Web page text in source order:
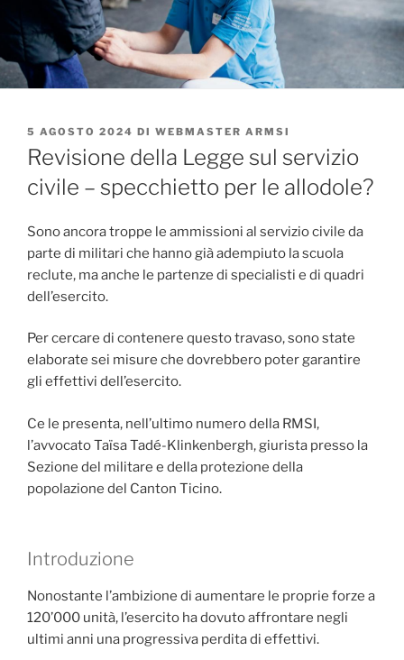
PUBBLICATO
IL
5 AGOSTO 2024 DI WEBMASTER ARMSI
Revisione della Legge sul servizio
civile – specchietto per le allodole?
Sono ancora troppe le ammissioni al servizio civile da
parte di militari che hanno già adempiuto la scuola
reclute, ma anche le partenze di specialisti e di quadri
dell’esercito.
Per cercare di contenere questo travaso, sono state
elaborate sei misure che dovrebbero poter garantire
gli effettivi dell’esercito.
Ce le presenta, nell’ultimo numero della RMSI,
l’avvocato Taïsa Tadé-Klinkenbergh, giurista presso la
Sezione del militare e della protezione della
popolazione del Canton Ticino.
Introduzione
Nonostante l’ambizione di aumentare le proprie forze a
120’000 unità, l’esercito ha dovuto affrontare negli
ultimi anni una progressiva perdita di effettivi.